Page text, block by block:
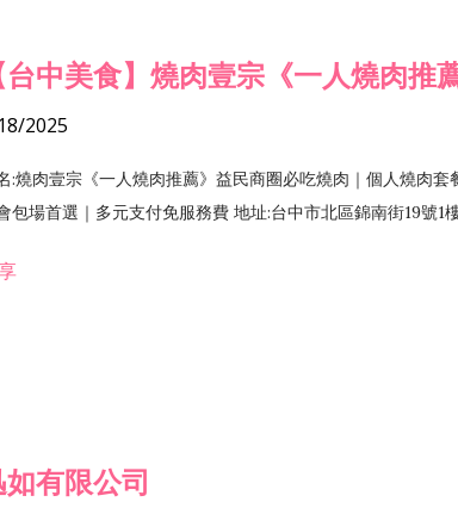
台中美食】燒肉壹宗《一人燒肉推
2025
:燒肉壹宗《一人燒肉推薦》益民商圈必吃燒肉｜個人燒肉
包場首選｜多元支付免服務費 地址:台中市北區錦南街19號1
有限公司